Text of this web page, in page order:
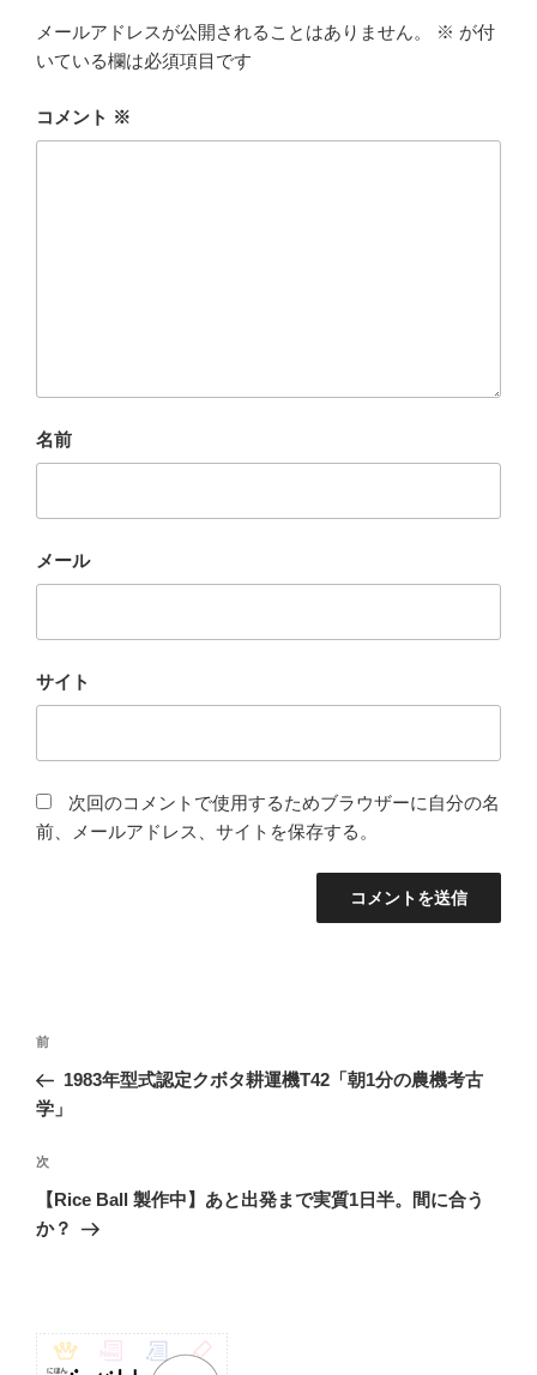
メールアドレスが公開されることはありません。 ※ が付
いている欄は必須項目です
コメント ※
名前
メール
サイト
次回のコメントで使用するためブラウザーに自分の名
前、メールアドレス、サイトを保存する。
投
ナ
ゲ
ー
シ
前
の
投
前
1983年型式認定クボタ耕運機T42「朝1分の農機考古
学」
次
の
投
次
【Rice Ball 製作中】あと出発まで実質1日半。間に合う
か？